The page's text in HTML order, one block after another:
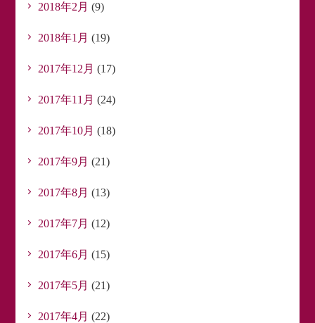
2018年2月 (9)
2018年1月 (19)
2017年12月 (17)
2017年11月 (24)
2017年10月 (18)
2017年9月 (21)
2017年8月 (13)
2017年7月 (12)
2017年6月 (15)
2017年5月 (21)
2017年4月 (22)